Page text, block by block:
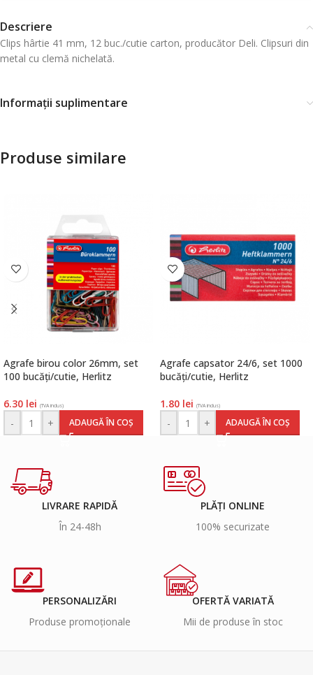
Descriere
Clips hârtie 41 mm, 12 buc./cutie carton, producător Deli. Clipsuri din
metal cu clemă nichelată.
Informații suplimentare
Produse similare
Agrafe birou color 26mm, set
100 bucăți/cutie, Herlitz
6.30 lei (TVA inclus)
- + ADAUGĂ ÎN COȘ
Agrafe capsator 24/6, set 1000
bucăți/cutie, Herlitz
1.80 lei (TVA inclus)
- + ADAUGĂ ÎN COȘ
LIVRARE RAPIDĂ
În 24-48h
PLĂȚI ONLINE
100% securizate
PERSONALIZĂRI
Produse promoționale
OFERTĂ VARIATĂ
Mii de produse în stoc